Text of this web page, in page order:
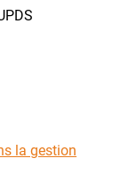
la gestion